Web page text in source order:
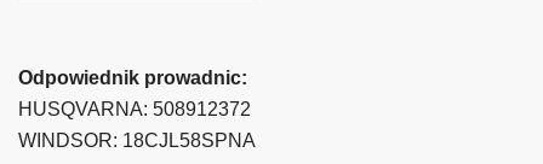
Odpowiednik prowadnic:
HUSQVARNA: 508912372
WINDSOR: 18CJL58SPNA